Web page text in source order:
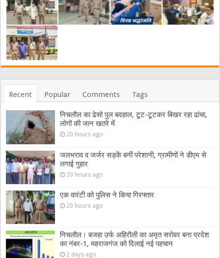
Recent Popular Comments Tags
निचलौल का ढेसो पुल बदहाल, टूट-टूटकर बिखर रहा ढांचा,
लोगों की जान खतरे में
20 hours ago
जलभराव व जर्जर सड़कें बनीं परेशानी, ग्रामीणों ने डीएम से
लगाई गुहार
20 hours ago
एक वारंटी को पुलिस ने किया गिरफ्तार
20 hours ago
निचलौल। बजहा उर्फ अहिरौली का अमृत सरोवर बना प्रदेश
का नंबर-1, महराजगंज को दिलाई नई पहचान
2 days ago